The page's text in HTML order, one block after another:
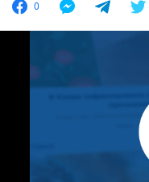
0